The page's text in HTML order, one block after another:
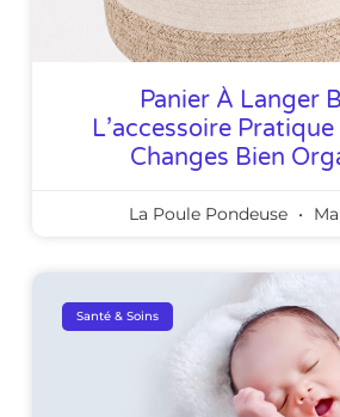
Panier À Langer
L’accessoire
Changes Bien
La Poule Pondeuse
Santé & Soins